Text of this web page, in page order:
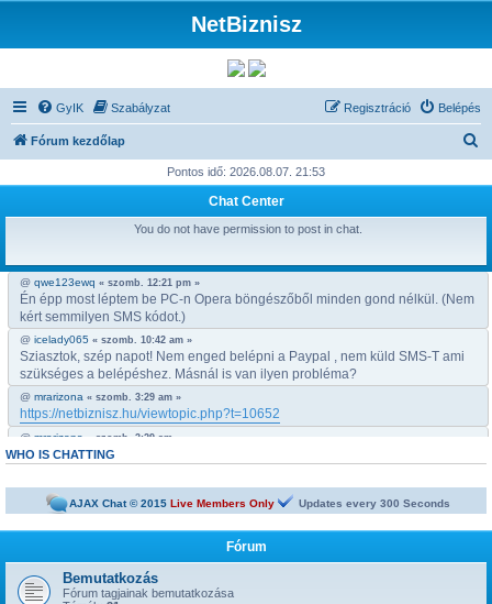
NetBiznisz
GyIK Szabályzat Belépés
Regisztráció
Fórum kezdőlap
e
é
Pontos idő: 2026.08.07. 21:53
Chat Center
You do not have permission to post in chat.
@qwe123ewq « szomb. 12:21 pm »
Én épp most léptem be PC-n Opera böngészőből minden gond nélkül. (Nem
kért semmilyen SMS kódot.)
@icelady065 « szomb. 10:42 am »
Sziasztok, szép napot! Nem enged belépni a Paypal , nem küld SMS-T ami
szükséges a belépéshez. Másnál is van ilyen probléma?
@mrarizona « szomb. 3:29 am »
https://netbiznisz.hu/viewtopic.php?t=10652
@mrarizona « szomb. 3:29 am »
Bobabeten a futtbal vb miatt minden napra jut egy legalább egy freepick
sziasztok!
@mamus67 « kedd 4:53 pm »
Neked is
jónapot
@szepbalazs « kedd 8:22 am »
WHO IS CHATTING
AJAX Chat © 2015 Live Members Only Updates every 300 Seconds
Fórum
Bemutatkozás
Fórum tagjainak bemutatkozása